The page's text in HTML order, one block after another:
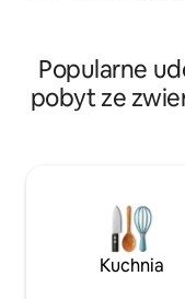
- najbardziej
jeziorem - ze
restauracjami i
ogniska na
Wi-Fi, miejsca do
Popularne
pobyt ze
Kuchnia